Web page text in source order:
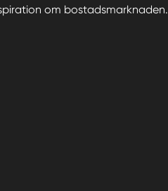
om bostadsmarknaden.